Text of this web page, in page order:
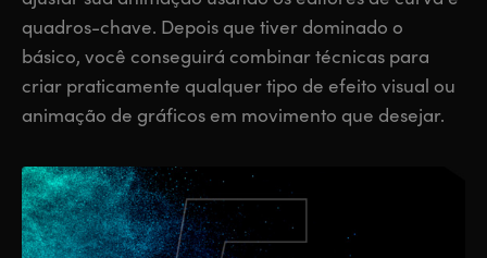
quadros-chave. Depois que tiver dominado o
básico, você conseguirá combinar técnicas para
criar praticamente qualquer tipo de efeito visual ou
animação de gráficos em movimento que desejar.